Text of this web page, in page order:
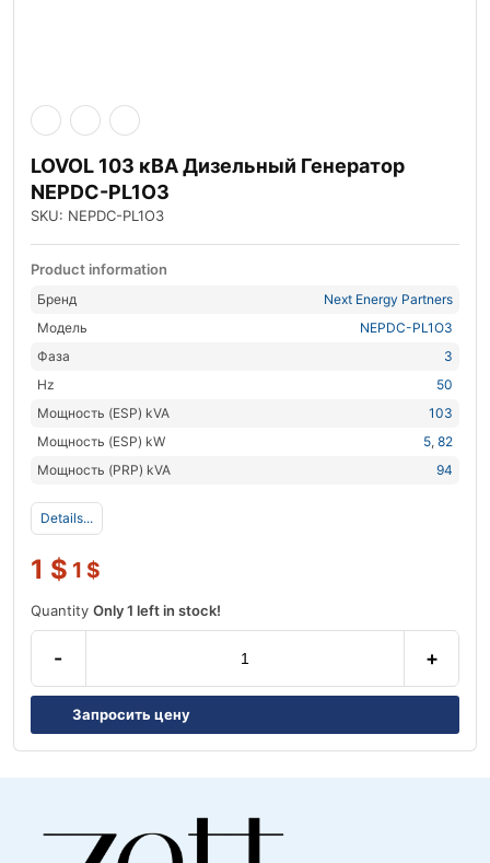
LOVOL 103 кВА Дизельный Генератор
NEPDC-PL1O3
SKU: NEPDC-PL1O3
Product information
Бренд
Next Energy Partners
Модель
NEPDC-PL1O3
Фаза
3
Hz
50
Мощность (ESP) kVA
103
Мощность (ESP) kW
5, 82
Мощность (PRP) kVA
94
Details...
1 $ 1 $
Quantity Only 1 left in stock!
- +
Запросить цену